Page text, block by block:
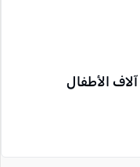
الأطفال